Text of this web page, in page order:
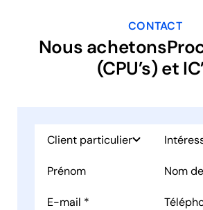
CONTACT
Nous
(CPU’s) et